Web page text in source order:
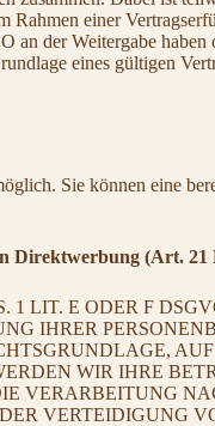
Rahmen einer
der Weitergabe
eines gültigen
Sie können eine
Direktwerbung (Art. 21
LIT. E ODER F
IHRER
WIR IHRE
VERARBEITUNG
VERTEIDIGUNG